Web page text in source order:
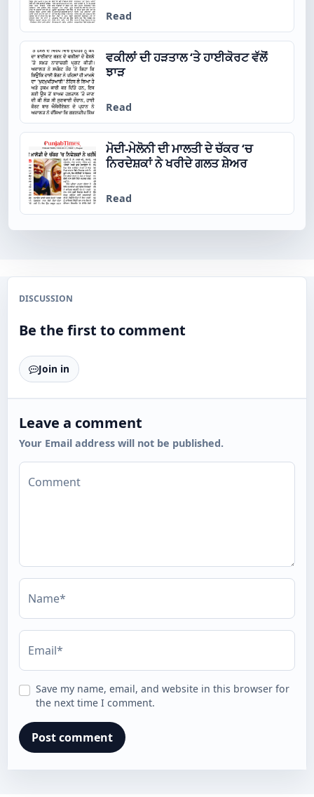
Read
ਵਕੀਲਾਂ ਦੀ ਹੜਤਾਲ ‘ਤੇ ਹਾਈਕੋਰਟ ਵੱਲੋਂ
ਝਾੜ
Read
ਮੋਦੀ-ਮੇਲੋਨੀ ਦੀ ਮਾਲਤੀ ਦੇ ਚੱਕਰ ‘ਚ
ਨਿਰਦੇਸ਼ਕਾਂ ਨੇ ਖਰੀਦੇ ਗਲਤ ਸ਼ੇਅਰ
Read
DISCUSSION
Be the first to comment
Join in
Leave a comment
Your Email address will not be published.
Comment
Name*
Email*
Save my name, email, and website in this browser for
the next time I comment.